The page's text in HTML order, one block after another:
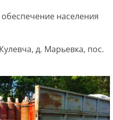
населения
д. Марьевка, пос.